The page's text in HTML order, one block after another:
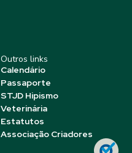
Outros links
Calendário
Passaporte
STJD Hipismo
Veterinária
Estatutos
Associação Criadores